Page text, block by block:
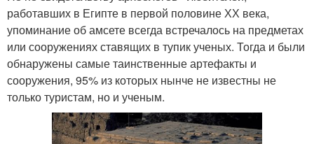
работавших в Египте в первой половине ХХ века,
упоминание об амсете всегда встречалось на предметах
или сооружениях ставящих в тупик ученых. Тогда и были
обнаружены самые таинственные артефакты и
сооружения, 95% из которых нынче не известны не
только туристам, но и ученым.